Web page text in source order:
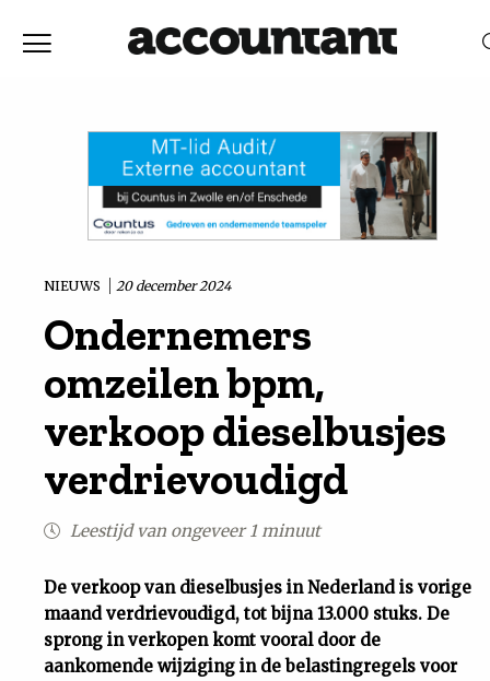
Discussie
Vaktechniek
Achtergrond
Uit
Feiten
NIEUWS 20 december 2024
Ondernemers
omzeilen bpm,
verkoop dieselbusjes
verdrievoudigd
Leestijd van ongeveer 1 minuut
De verkoop van dieselbusjes in Nederland is vorige
maand verdrievoudigd, tot bijna 13.000 stuks. De
sprong in verkopen komt vooral door de
aankomende wijziging in de belastingregels voor
RELEVANTIEDATUM